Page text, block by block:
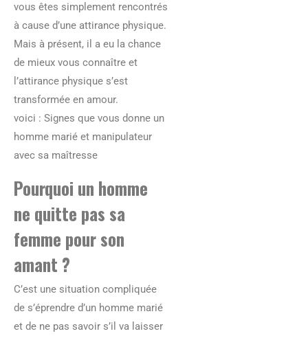
vous êtes simplement rencontrés
à cause d’une attirance physique.
Mais à présent, il a eu la chance
de mieux vous connaître et
l’attirance physique s’est
transformée en amour.
voici : Signes que vous donne un
homme marié et manipulateur
avec sa maîtresse
Pourquoi un homme
ne quitte pas sa
femme pour son
amant ?
C’est une situation compliquée
de s’éprendre d’un homme marié
et de ne pas savoir s’il va laisser